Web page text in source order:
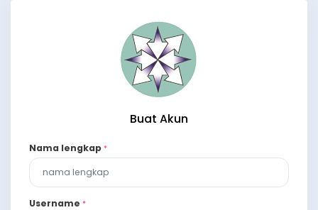
Buat Akun
Nama lengkap *
Username *